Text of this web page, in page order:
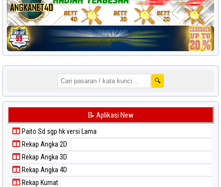
🔍
📝 Aplikasi New
Paito Sd sgp hk versi Lama
Rekap Angka 2D
Rekap Angka 3D
Rekap Angka 4D
Rekap Kumat